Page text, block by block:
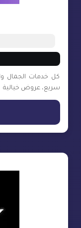
سريع، عروض خيالية